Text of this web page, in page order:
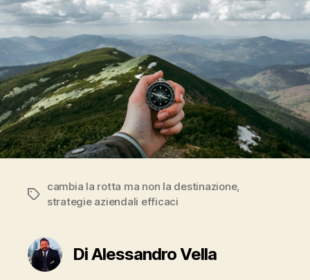
Tag
cambia la rotta ma non la destinazione,
strategie aziendali efficaci
Di Alessandro Vella